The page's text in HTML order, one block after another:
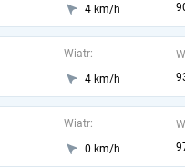
4 km/h
Wiatr:
4 km/h
Wiatr:
0 km/h